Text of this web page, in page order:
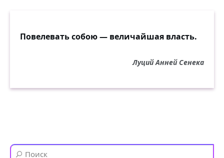
Повелевать собою — величайшая власть.
Луций Анней Сенека